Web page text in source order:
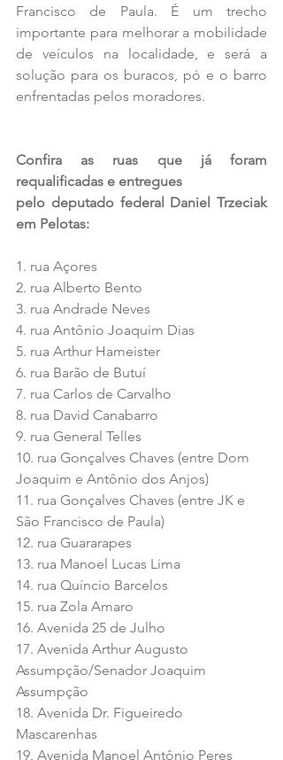
Francisco de Paula. É um trecho
importante para melhorar a mobilidade
de veículos na localidade, e será a
solução para os buracos, pó e o barro
enfrentadas pelos moradores.
Confira as ruas que já foram
requalificadas e entregues
pelo deputado federal Daniel Trzeciak
em Pelotas:
1. rua Açores
2. rua Alberto Bento
3. rua Andrade Neves
4. rua Antônio Joaquim Dias
5. rua Arthur Hameister
6. rua Barão de Butuí
7. rua Carlos de Carvalho
8. rua David Canabarro
9. rua General Telles
10. rua Gonçalves Chaves (entre Dom
Joaquim e Antônio dos Anjos)
11. rua Gonçalves Chaves (entre JK e
São Francisco de Paula)
12. rua Guararapes
13. rua Manoel Lucas Lima
14. rua Quíncio Barcelos
15. rua Zola Amaro
16. Avenida 25 de Julho
17. Avenida Arthur Augusto
Assumpção/Senador Joaquim
Assumpção
18. Avenida Dr. Figueiredo
Mascarenhas
19. Avenida Manoel Antônio Peres